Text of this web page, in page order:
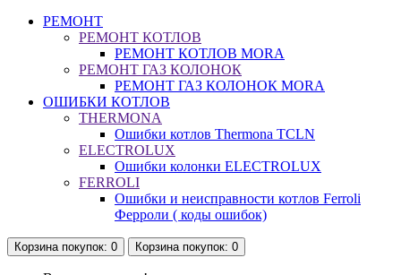
РЕМОНТ
РЕМОНТ КОТЛОВ
РЕМОНТ КОТЛОВ MORA
РЕМОНТ ГАЗ КОЛОНОК
РЕМОНТ ГАЗ КОЛОНОК MORA
ОШИБКИ КОТЛОВ
THERMONA
Ошибки котлов Thermona TCLN
ELECTROLUX
Ошибки колонки ELECTROLUX
FERROLI
Ошибки и неисправности котлов Ferroli
Ферроли ( коды ошибок)
Корзинапокупок: 0 Корзинапокупок: 0